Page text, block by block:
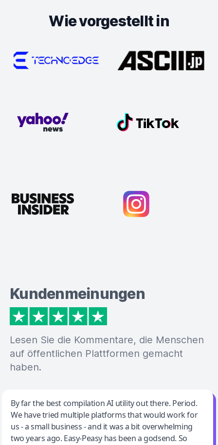
Wie vorgestellt in
Kundenmeinungen
Lesen Sie die Kommentare, die Menschen
auf öffentlichen Plattformen gemacht
haben.
Jeff Wilson
By far the best compilation AI utility
By far the best compilation AI utility out there. Period.
We have tried multiple platforms that would work for
us - a small business - and it was a bit overwhelming
two years ago. Easy-Peasy has been a godsend. So